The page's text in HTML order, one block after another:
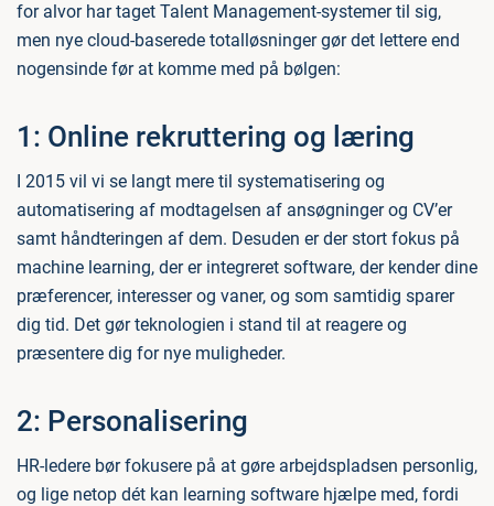
for alvor har taget Talent Management-systemer til sig,
men nye cloud-baserede totalløsninger gør det lettere end
nogensinde før at komme med på bølgen:
1: Online rekruttering og læring
I 2015 vil vi se langt mere til systematisering og
automatisering af modtagelsen af ansøgninger og CV’er
samt håndteringen af dem. Desuden er der stort fokus på
machine learning, der er integreret software, der kender dine
præferencer, interesser og vaner, og som samtidig sparer
dig tid. Det gør teknologien i stand til at reagere og
præsentere dig for nye muligheder.
2: Personalisering
HR-ledere bør fokusere på at gøre arbejdspladsen personlig,
og lige netop dét kan learning software hjælpe med, fordi